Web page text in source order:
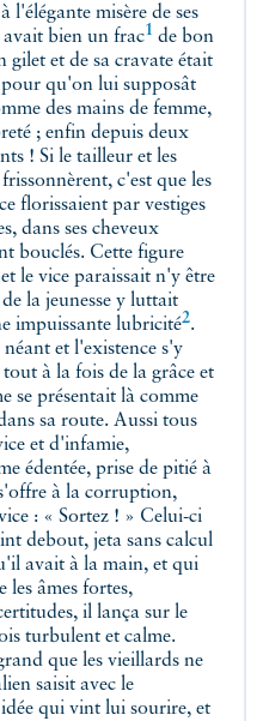
l'élégante misère de ses
avait bien un frac1 de bon
gilet et de sa cravate était
qu'on lui supposât
des mains de femme,
; enfin depuis deux
! Si le tailleur et les
c'est que les
florissaient par vestiges
dans ses cheveux
bouclés. Cette figure
le vice paraissait n'y être
la jeunesse y luttait
impuissante lubricité2.
et l'existence s'y
à la fois de la grâce et
se présentait là comme
sa route. Aussi tous
et d'infamie,
édentée, prise de pitié à
à la corruption,
: « Sortez ! » Celui-ci
debout, jeta sans calcul
avait à la main, et qui
âmes fortes,
il lança sur le
turbulent et calme.
que les vieillards ne
saisit avec le
qui vint lui sourire, et